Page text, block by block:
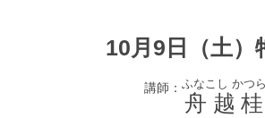
10月9日（土）
講師：
舟越桂
ふなこし かつ